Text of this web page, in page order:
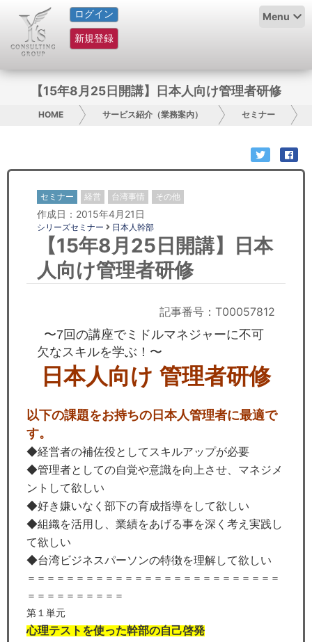
ログイン
新規登録
Menu
HOME
サービス紹介
コラム
グループ概要
日本人にPR
コンサルティング
リサーチ
経済ニュース
労務顧問
ＩＴ
飲食店情報
【15年8月25日開講】日本人向け管理者研修
HOME サービス紹介（業務案内） セミナー
セミナー 経営 台湾事情 その他
作成日：2015年4月21日
シリーズセミナー 日本人幹部
【15年8月25日開講】日本
人向け管理者研修
記事番号：T00057812
〜7回の講座でミドルマネジャーに不可
欠なスキルを学ぶ！〜
日本人向け 管理者研修
以下の課題をお持ちの日本人管理者に最適で
す。
◆経営者の補佐役としてスキルアップが必要
◆管理者としての自覚や意識を向上させ、マネジメ
ントして欲しい
◆好き嫌いなく部下の育成指導をして欲しい
◆組織を活用し、業績をあげる事を深く考え実践し
て欲しい
◆台湾ビジネスパーソンの特徴を理解して欲しい
＝＝＝＝＝＝＝＝＝＝＝＝＝＝＝＝＝＝＝＝＝＝＝＝＝＝
＝＝＝＝＝＝＝＝＝＝
第１単元
心理テストを使った幹部の自己啓発